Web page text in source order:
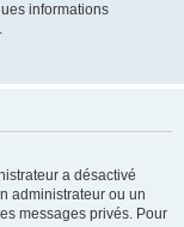
informations
a désactivé
administrateur ou un
messages privés. Pour